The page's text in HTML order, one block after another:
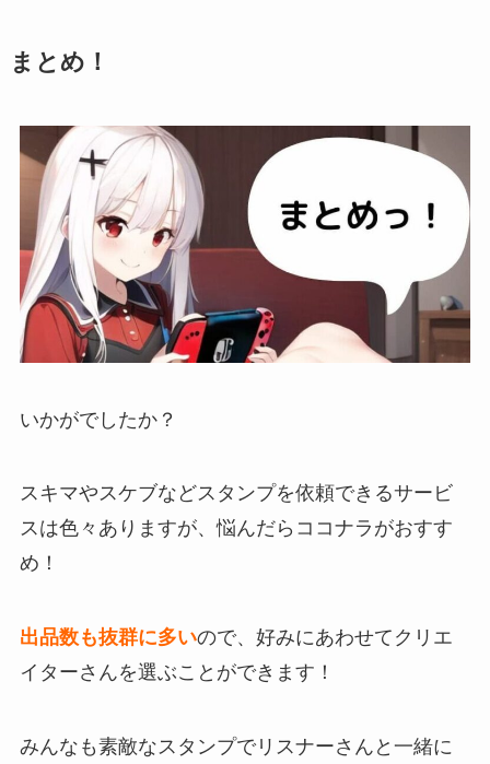
まとめ！
いかがでしたか？
スキマやスケブなどスタンプを依頼できるサービ
スは色々ありますが、悩んだらココナラがおすす
め！
出品数も抜群に多いので、好みにあわせてクリエ
イターさんを選ぶことができます！
みんなも素敵なスタンプでリスナーさんと一緒に